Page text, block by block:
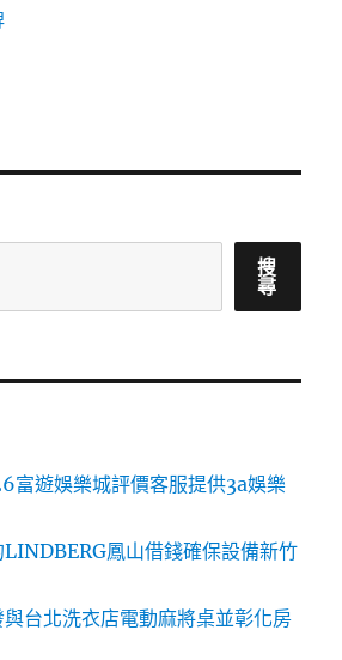
搜
尋
富遊娛樂城評價客服提供3a娛樂
鳳山借錢確保設備新竹
台北洗衣店電動麻將桌並彰化房